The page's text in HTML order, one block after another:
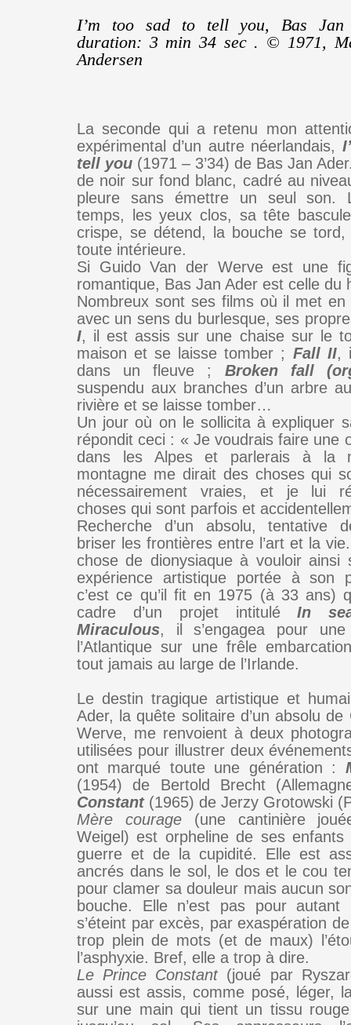
I’m too sad to tell you, Bas Jan
duration: 3 min 34 sec . © 1971,
Andersen
La seconde qui a retenu mon
expérimental d’un autre néerlandais,
tell you (1971 – 3’34) de Bas Jan
de noir sur fond blanc, cadré au
pleure sans émettre un seul son.
temps, les yeux clos, sa tête
crispe, se détend, la bouche se
toute intérieure.
Si Guido Van der Werve est une
romantique, Bas Jan Ader est celle du
Nombreux sont ses films où il met en
avec un sens du burlesque, ses
I, il est assis sur une chaise sur le
maison et se laisse tomber ; Fall II,
dans un fleuve ; Broken fall
suspendu aux branches d’un arbre
rivière et se laisse tomber…
Un jour où on le sollicita à expliquer
répondit ceci : « Je voudrais faire une
dans les Alpes et parlerais à la
montagne me dirait des choses qui
nécessairement vraies, et je lui
choses qui sont parfois et
Recherche d’un absolu, tentative
briser les frontières entre l’art et la
chose de dionysiaque à vouloir ainsi
expérience artistique portée à son
c’est ce qu’il fit en 1975 (à 33 ans)
cadre d’un projet intituléIn
Miraculous, il s’engagea pour
l’Atlantique sur une frêle
tout jamais au large de l’Irlande.
Le destin tragique artistique et
Ader, la quête solitaire d’un absolu de
Werve, me renvoient à deux
utilisées pour illustrer deux
ont marqué toute une génération :
(1954) de Bertold Brecht
Constant(1965) de Jerzy Grotowski
Mère courage(une cantinière
Weigel) est orpheline de ses
guerre et de la cupidité. Elle est
ancrés dans le sol, le dos et le cou
pour clamer sa douleur mais aucun
bouche. Elle n’est pas pour
s’éteint par excès, par exaspération
trop plein de mots (et de maux)
l’asphyxie. Bref, elle a trop à dire.
Le Prince Constant (joué par
aussi est assis, comme posé, léger,
sur une main qui tient un tissu